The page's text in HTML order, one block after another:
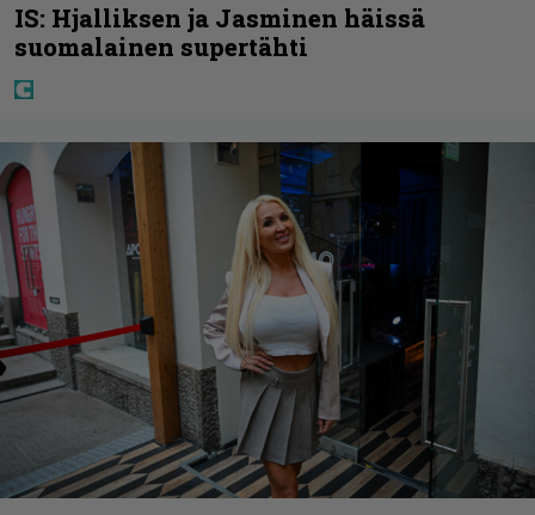
IS: Hjalliksen ja Jasminen häissä
suomalainen supertähti